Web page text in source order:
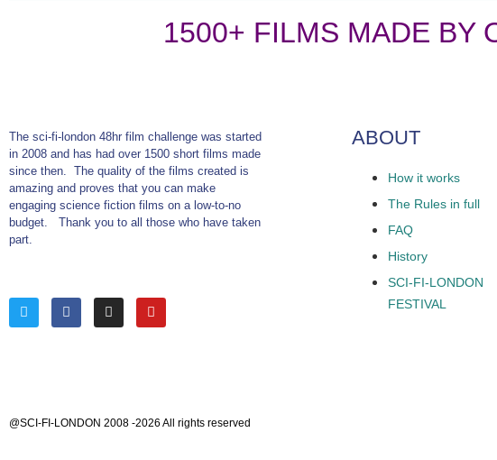
1500+ FILMS MADE BY
The sci-fi-london 48hr film challenge was started
in 2008 and has had over 1500 short films made
since then. The quality of the films created is
amazing and proves that you can make
engaging science fiction films on a low-to-no
budget. Thank you to all those who have taken
part.
ABOUT
How it works
The Rules in full
FAQ
History
SCI-FI-LONDON
FESTIVAL
@SCI-FI-LONDON 2008 -2026 All rights reserved